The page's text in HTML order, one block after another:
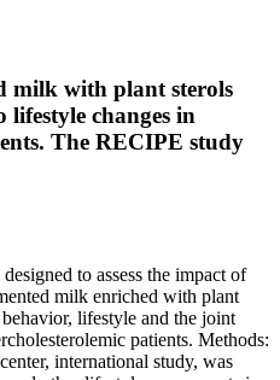
milk with plant sterols
lifestyle changes in
The RECIPE study
to assess the impact of
milk enriched with plant
lifestyle and the joint
patients. Methods:
international study, was